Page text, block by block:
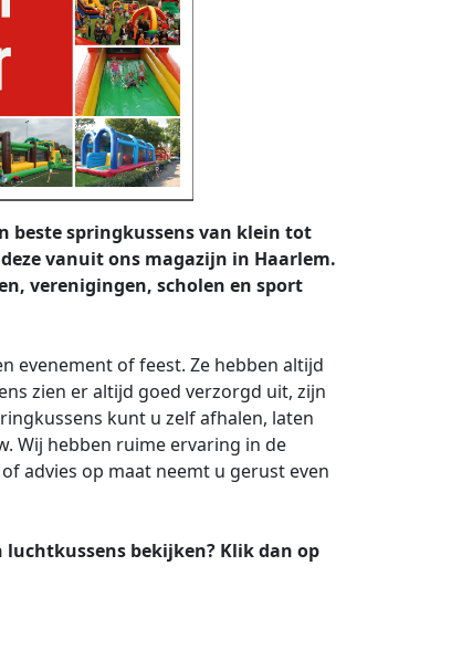
beste springkussens van klein tot
vanuit ons magazijn in Haarlem.
verenigingen, scholen en sport
evenement of feest. Ze hebben altijd
zien er altijd goed verzorgd uit, zijn
kunt u zelf afhalen, laten
Wij hebben ruime ervaring in de
advies op maat neemt u gerust even
luchtkussens bekijken? Klik dan op